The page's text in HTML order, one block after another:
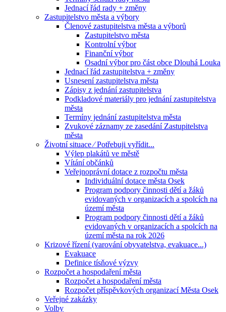
Jednací řád rady + změny
Zastupitelstvo města a výbory
Členové zastupitelstva města a výborů
Zastupitelstvo města
Kontrolní výbor
Finanční výbor
Osadní výbor pro část obce Dlouhá Louka
Jednací řád zastupitelstva + změny
Usnesení zastupitelstva města
Zápisy z jednání zastupitelstva
Podkladové materiály pro jednání zastupitelstva
města
Termíny jednání zastupitelstva města
Zvukové záznamy ze zasedání Zastupitelstva
města
Životní situace ⁄ Potřebuji vyřídit...
Výlep plakátů ve městě
Vítání občánků
Veřejnoprávní dotace z rozpočtu města
Individuální dotace města Osek
Program podpory činnosti dětí a žáků
evidovaných v organizacích a spolcích na
území města
Program podpory činnosti dětí a žáků
evidovaných v organizacích a spolcích na
území města na rok 2026
Krizové řízení (varování obyvatelstva, evakuace...)
Evakuace
Definice tísňové výzvy
Rozpočet a hospodaření města
Rozpočet a hospodaření města
Rozpočet příspěvkových organizací Města Osek
Veřejné zakázky
Volby